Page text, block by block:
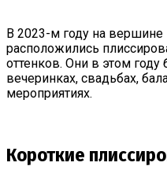
В 2023-м году на
расположились
оттенков. Они в этом году
вечеринках, свадьбах,
мероприятиях.
Короткие